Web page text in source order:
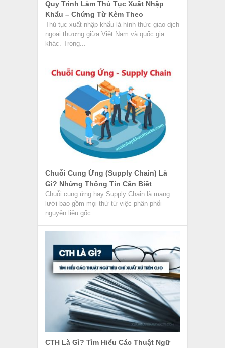
Quy Trình Làm Thủ Tục Xuất Nhập
Khẩu – Chứng Từ Kèm Theo
Thủ tục xuất nhập khẩu là hình thức giao dịch
ngoại thương giữa Việt Nam và quốc gia
khác. Trong...
Chuỗi Cung Ứng (Supply Chain) Là
Gì? Những Thông Tin Cần Biết
Chuỗi cung ứng hay Supply Chain là mạng
lưới bao gồm mọi thứ từ việc phân phối
nguyên liệu gốc...
CTH Là Gì? Tìm Hiểu Các Thuật Ngữ